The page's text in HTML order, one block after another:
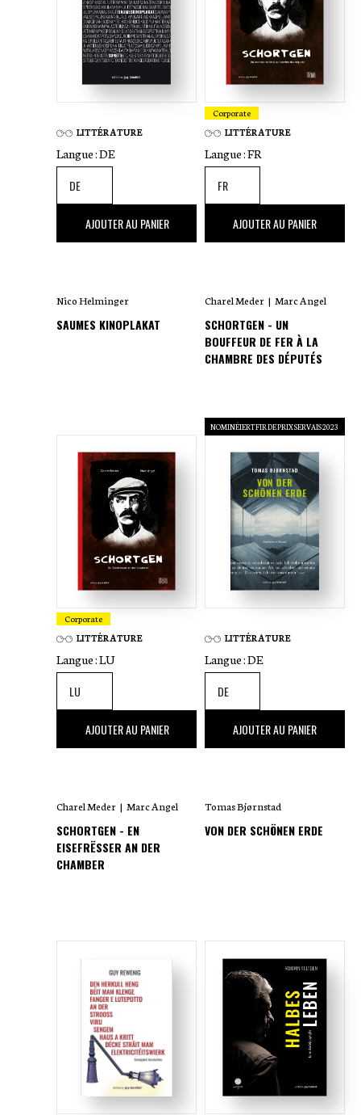
LITTÉRATURE
Langue :DE
,00 €AJOUTER AU PANIER
Nico Helminger
SAUMES KINOPLAKAT
Corporate
LITTÉRATURE
Langue :FR
,00 €
AJOUTER AU PANIER
Charel Meder | Marc Angel
SCHORTGEN - UN
BOUFFEUR DE FER À LA
CHAMBRE DES DÉPUTÉS
Corporate
LITTÉRATURE
Langue :LU
,00 €
AJOUTER AU PANIER
Charel Meder | Marc Angel
SCHORTGEN - EN
EISEFRËSSER AN DER
CHAMBER
NOMINÉIERT FIR DE PRIX SERVAIS 2023
LITTÉRATURE
Langue :DE
,00 €
AJOUTER AU PANIER
Tomas Bjørnstad
VON DER SCHÖNEN ERDE